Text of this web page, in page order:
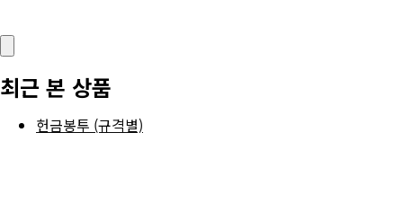
최근 본 상품
헌금봉투 (규격별)